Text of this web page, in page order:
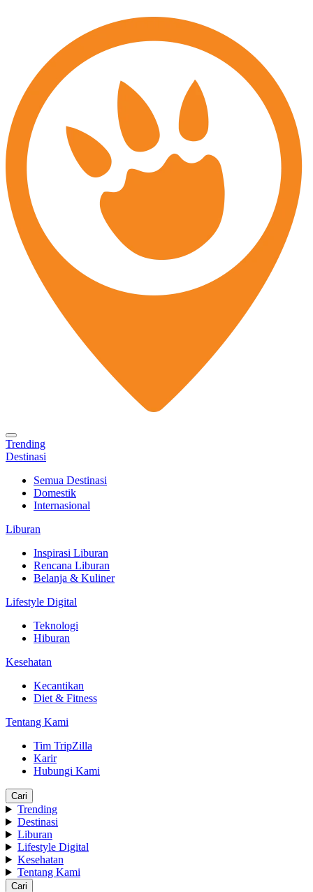
Trending
Destinasi
Semua Destinasi
Domestik
Internasional
Liburan
Inspirasi Liburan
Rencana Liburan
Belanja & Kuliner
Lifestyle Digital
Teknologi
Hiburan
Kesehatan
Kecantikan
Diet & Fitness
Tentang Kami
Tim TripZilla
Karir
Hubungi Kami
Cari
Trending
Destinasi
Liburan
Lifestyle Digital
Kesehatan
Tentang Kami
Cari